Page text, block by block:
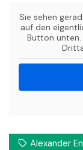
Sie sehen
auf den
Button
Alexander